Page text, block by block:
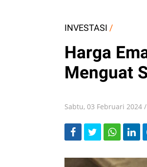
INVESTASI /
Harga
Menguat
Sabtu, 03 Februari 2024